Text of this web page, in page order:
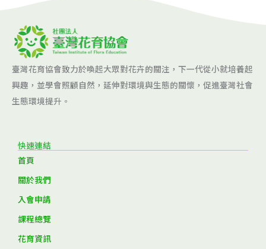
臺灣花育協會致力於喚起大眾對花卉的關注，下一代從小就培養起
興趣，並學會照顧自然，延伸對環境與生態的關懷，促進臺灣社會
生態環境提升。
快速連結
首頁
關於我們
入會申請
課程總覽
花育資訊